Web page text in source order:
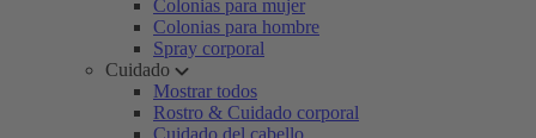
Colonias para mujer
Colonias para hombre
Spray corporal
Cuidado
Mostrar todos
Rostro & Cuidado corporal
Cuidado del cabello